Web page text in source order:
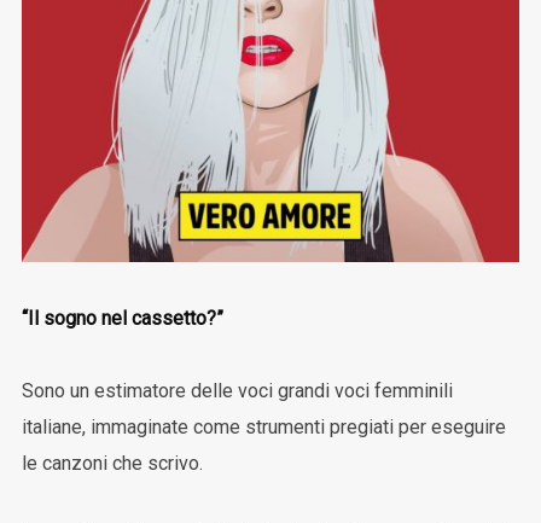
“Il sogno nel cassetto?”
Sono un estimatore delle voci grandi voci femminili
italiane, immaginate come strumenti pregiati per eseguire
le canzoni che scrivo.